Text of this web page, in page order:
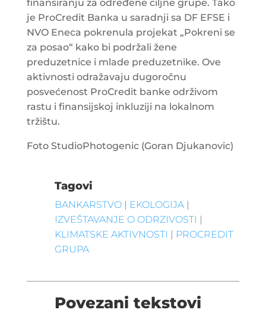
finansiranju za određene ciljne grupe. Tako
je ProCredit Banka u saradnji sa DF EFSE i
NVO Eneca pokrenula projekat „Pokreni se
za posao“ kako bi podržali žene
preduzetnice i mlade preduzetnike. Ove
aktivnosti odražavaju dugoročnu
posvećenost ProCredit banke održivom
rastu i finansijskoj inkluziji na lokalnom
tržištu.
Foto StudioPhotogenic (Goran Djukanovic)
Tagovi
BANKARSTVO| EKOLOGIJA|
IZVEŠTAVANJE O ODRZIVOSTI |
KLIMATSKE AKTIVNOSTI | PROCREDIT
GRUPA
Povezani tekstovi